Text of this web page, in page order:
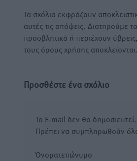
Τα σχόλια εκφράζουν
αυτές τις απόψεις. Διατηρούμε
προσβλητικά ή περιέχουν
τους όρους χρήσης αποκλείονται.
Προσθέστε ένα σχόλιο
Το E-mail δεν θα δημοσιευτεί.
Πρέπει να συμπληρωθούν
Όνοματεπώνυμο